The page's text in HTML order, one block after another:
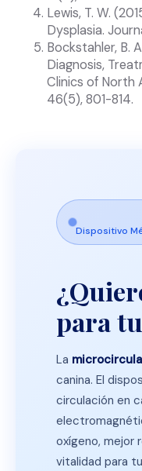
Lewis, T. W.
Dysplasia.
Bockstahler, B.
Diagnosis,
Clinics of North
46(5), 801-814.
Dispositivo
para tu
La
canina. El
circulación en
oxígeno, mejor
vitalidad para